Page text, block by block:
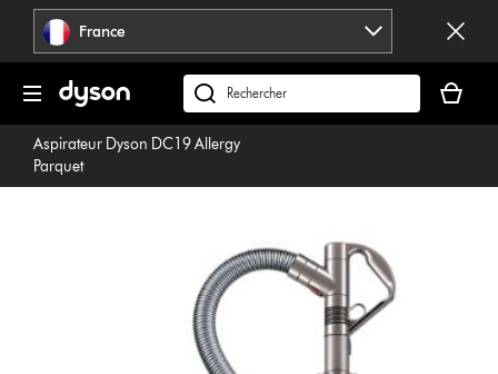
Sauter
pages
France
Rechercher
des
produits
panier
est
Aspirateur Dyson DC19 Allergy
Parquet